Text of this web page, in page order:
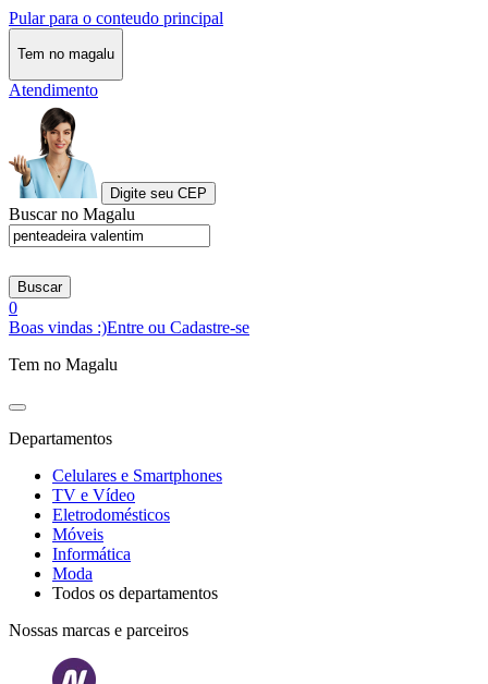
Pular para o conteudo principal
Tem no magalu
Atendimento
Digite seu CEP
Buscar no Magalu
Buscar
0
Boas vindas :)Entre ou Cadastre-se
Tem no Magalu
Departamentos
Celulares e Smartphones
TV e Vídeo
Eletrodomésticos
Móveis
Informática
Moda
Todos os departamentos
Nossas marcas e parceiros